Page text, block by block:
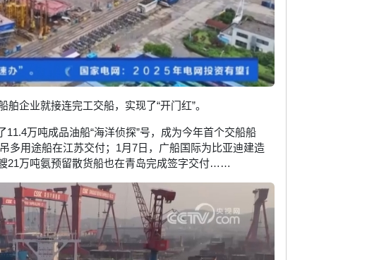
企业就接连完工交船，实现了“开门红”。
万吨成品油船“海洋侦探”号，成为今年首个交船船
多用途船在江苏交付；1月7日，广船国际为比亚迪建造
21万吨氨预留散货船也在青岛完成签字交付……